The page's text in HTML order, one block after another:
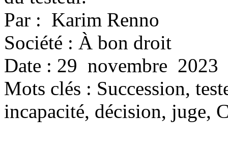
Par : Karim Renno
Société : À bon droit
Date : 29 novembre 2023
Mots clés : Succession,
incapacité, décision, juge,